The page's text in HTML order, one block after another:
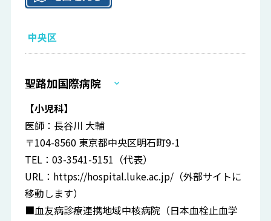
中央区
聖路加国際病院
【小児科】
医師：長谷川 大輔
〒104-8560 東京都中央区明石町9-1
TEL：03-3541-5151（代表）
URL： https://hospital.luke.ac.jp/ （外部サイトに
移動します）
■血友病診療連携地域中核病院（日本血栓止血学